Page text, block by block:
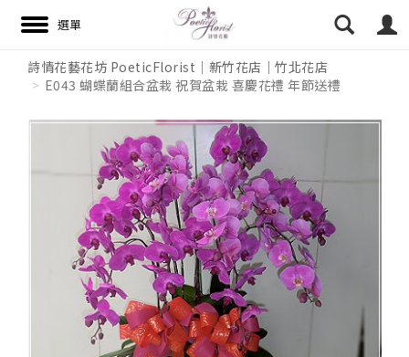
詩情花藝花坊 PoeticFlorist｜新竹花店｜竹北花店
E043 蝴蝶蘭組合盆栽 祝賀盆栽 喜慶花禮 年節送禮